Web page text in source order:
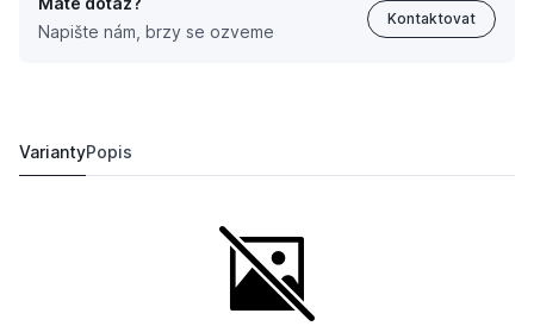
Napište nám, brzy se ozveme
Kontaktovat
VariantyPopis